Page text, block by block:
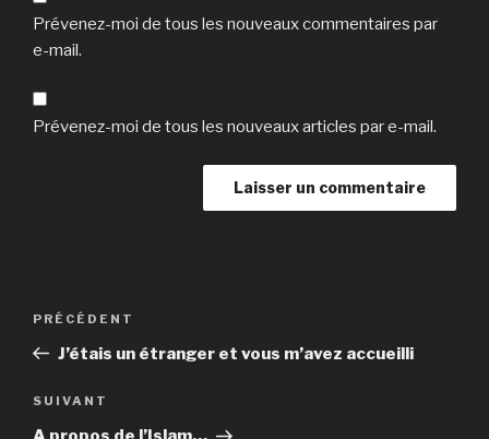
Prévenez-moi de tous les nouveaux commentaires par
e-mail.
Prévenez-moi de tous les nouveaux articles par e-mail.
Navigation
l’article
Article
précédent
PRÉCÉDENT
J’étais un étranger et vous m’avez accueilli
Article
suivant
SUIVANT